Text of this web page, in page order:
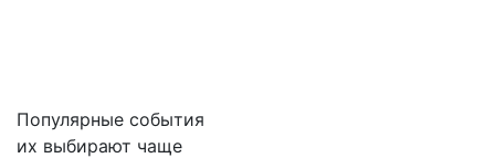
Популярные события
их выбирают чаще